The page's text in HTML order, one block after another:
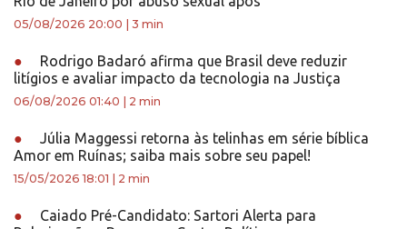
05/08/2026 20:00 3 min
●
Rodrigo Badaró afirma que Brasil deve reduzir
litígios e avaliar impacto da tecnologia na Justiça
06/08/2026 01:40 2 min
●
Júlia Maggessi retorna às telinhas em série bíblica
Amor em Ruínas; saiba mais sobre seu papel!
15/05/2026 18:01 2 min
●
Caiado Pré-Candidato: Sartori Alerta para